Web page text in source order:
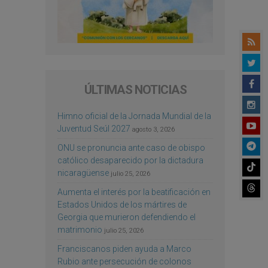
ÚLTIMAS NOTICIAS
Himno oficial de la Jornada Mundial de la
Juventud Seúl 2027 agosto 3, 2026
ONU se pronuncia ante caso de obispo
católico desaparecido por la dictadura
nicaragüense julio 25, 2026
Aumenta el interés por la beatificación en
Estados Unidos de los mártires de
Georgia que murieron defendiendo el
matrimonio julio 25, 2026
Franciscanos piden ayuda a Marco
Rubio ante persecución de colonos